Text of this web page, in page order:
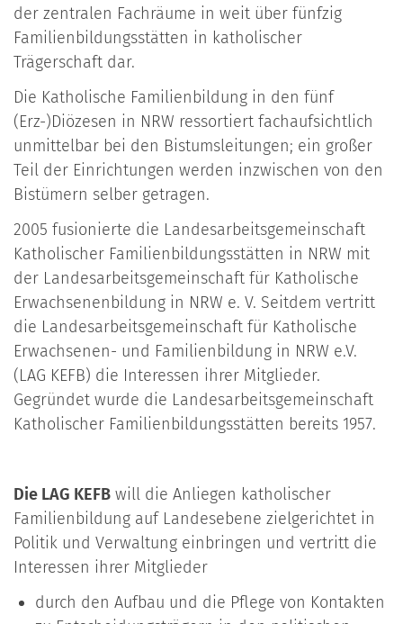
der zentralen Fachräume in weit über fünfzig
Familienbildungsstätten in katholischer
Trägerschaft dar.
Die Katholische Familienbildung in den fünf
(Erz-)Diözesen in NRW ressortiert fachaufsichtlich
unmittelbar bei den Bistumsleitungen; ein großer
Teil der Einrichtungen werden inzwischen von den
Bistümern selber getragen.
2005 fusionierte die Landesarbeitsgemeinschaft
Katholischer Familienbildungsstätten in NRW mit
der Landesarbeitsgemeinschaft für Katholische
Erwachsenenbildung in NRW e. V. Seitdem vertritt
die Landesarbeitsgemeinschaft für Katholische
Erwachsenen- und Familienbildung in NRW e.V.
(LAG KEFB) die Interessen ihrer Mitglieder.
Gegründet wurde die Landesarbeitsgemeinschaft
Katholischer Familienbildungsstätten bereits 1957.
Die LAG KEFB will die Anliegen katholischer
Familienbildung auf Landesebene zielgerichtet in
Politik und Verwaltung einbringen und vertritt die
Interessen ihrer Mitglieder
durch den Aufbau und die Pflege von Kontakten